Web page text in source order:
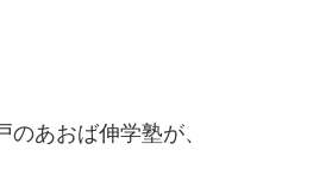
あおば伸学塾が、